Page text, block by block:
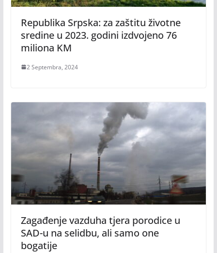
Republika Srpska: za zaštitu životne
sredine u 2023. godini izdvojeno 76
miliona KM
2 Septembra, 2024
Zagađenje vazduha tjera porodice u
SAD-u na selidbu, ali samo one
bogatije